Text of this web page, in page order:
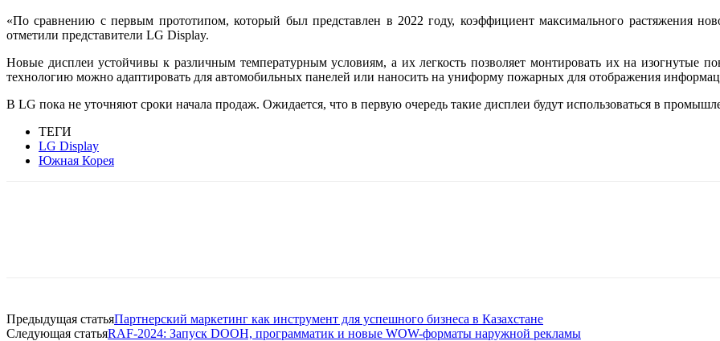
«‎По сравнению с первым прототипом, который был представлен в 2022 году, коэффициент максимального растяжения
отметили представители LG Display.
Новые дисплеи устойчивы к различным температурным условиям, а их легкость позволяет монтировать их на изогнутые
технологию можно адаптировать для автомобильных панелей или наносить на униформу пожарных для отображения
В LG пока не уточняют сроки начала продаж. Ожидается, что в первую очередь такие дисплеи будут использоваться в
ТЕГИ
LG Display
Южная Корея
Предыдущая статьяПартнерский маркетинг как инструмент для успешного бизнеса в Казахстане
Следующая статьяRAF-2024: Запуск DOOH, программатик и новые WOW-форматы наружной рекламы